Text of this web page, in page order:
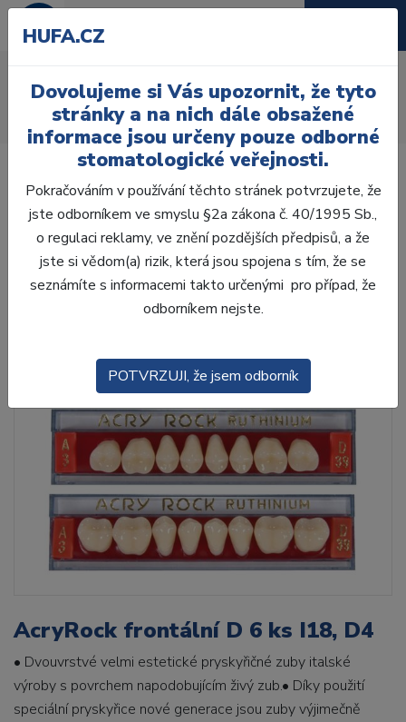
Úvod Zuby
AcryRock
AcryRock frontální D 6 ks I18, D4
AcryRock frontální D 6 ks I18, D4
• Dvouvrstvé velmi estetické pryskyřičné zuby italské
výroby s povrchem napodobujícím živý zub.• Díky použití
speciální pryskyřice nové generace jsou zuby výjimečně
HUFA.CZ
Dovolujeme si Vás upozornit, že tyto
stránky a na nich dále obsažené
informace jsou určeny pouze odborné
stomatologické veřejnosti.
Pokračováním v používání těchto stránek potvrzujete, že
jste odborníkem ve smyslu §2a zákona č. 40/1995 Sb.,
o regulaci reklamy, ve znění pozdějších předpisů, a že
jste si vědom(a) rizik, která jsou spojena s tím, že se
seznámíte s informacemi takto určenými pro případ, že
odborníkem nejste.
POTVRZUJI, že jsem odborník